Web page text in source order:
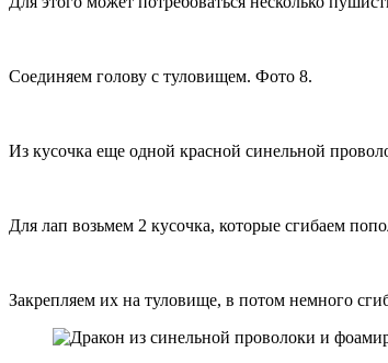
Соединяем голову с туловищем. Фото 8.
Из кусочка еще одной красной синельной
Для лап возьмем 2 кусочка, которые сгибаем
Закрепляем их на туловище, в потом немного